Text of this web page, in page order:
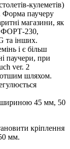
кулеметів)
Форма паучеру
магазини, як
ФОРТ-230,
та інших.
і є більш
паучери, при
ver. 2
шляхом.
шириною 45 мм, 50
кріплення
мм.